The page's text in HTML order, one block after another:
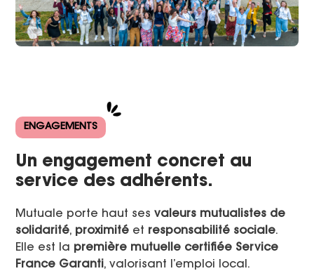
ENGAGEMENTS
Un engagement concret au
service des adhérents.
Mutuale porte haut sesvaleurs mutualistes de
solidarité, proximité et responsabilité sociale​.
Elle est la première mutuelle certifiée Service
France Garanti, valorisant l’emploi local​.